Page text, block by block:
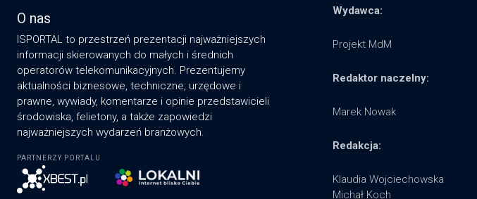
O nas
ISPORTAL to przestrzeń prezentacji najważniejszych
informacji skierowanych do małych i średnich
operatorów telekomunikacyjnych. Prezentujemy
aktualności biznesowe, techniczne, urzędowe i
prawne, wywiady, komentarze i opinie przedstawicieli
środowiska, felietony, a także zapowiedzi
najważniejszych wydarzeń branżowych.
PARTNERZY PORTALU
Wydawca:
Projekt MdM
Redaktor naczelny:
Marek Nowak
Redakcja:
Klaudia Wojciechowska
Michał Koch